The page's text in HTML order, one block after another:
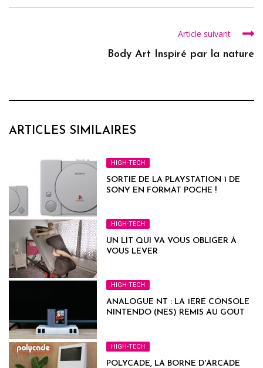
Article suivant
Body Art Inspiré par la nature
ARTICLES SIMILAIRES
HIGH-TECH
SORTIE DE LA PLAYSTATION 1 DE
SONY EN FORMAT POCHE !
HIGH-TECH
UN LIT QUI VA VOUS OBLIGER À
VOUS LEVER
HIGH-TECH
ANALOGUE NT : LA 1ERE CONSOLE
NINTENDO (NES) REMIS AU GOUT
HIGH-TECH
POLYCADE, LA BORNE D'ARCADE